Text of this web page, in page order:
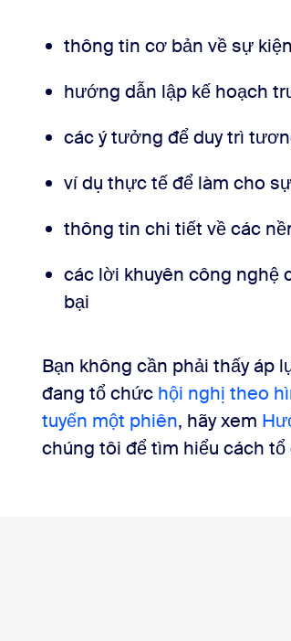
thông tin cơ bản về sự
hướng dẫn lập kế hoạch
các ý tưởng để duy trì
ví dụ thực tế để làm cho
thông tin chi tiết về các
các lời khuyên công nghệ
bại
Bạn không cần phải thấy áp
đang tổ chức hội nghị theo
tuyến một phiên, hãy xem
chúng tôi để tìm hiểu cách